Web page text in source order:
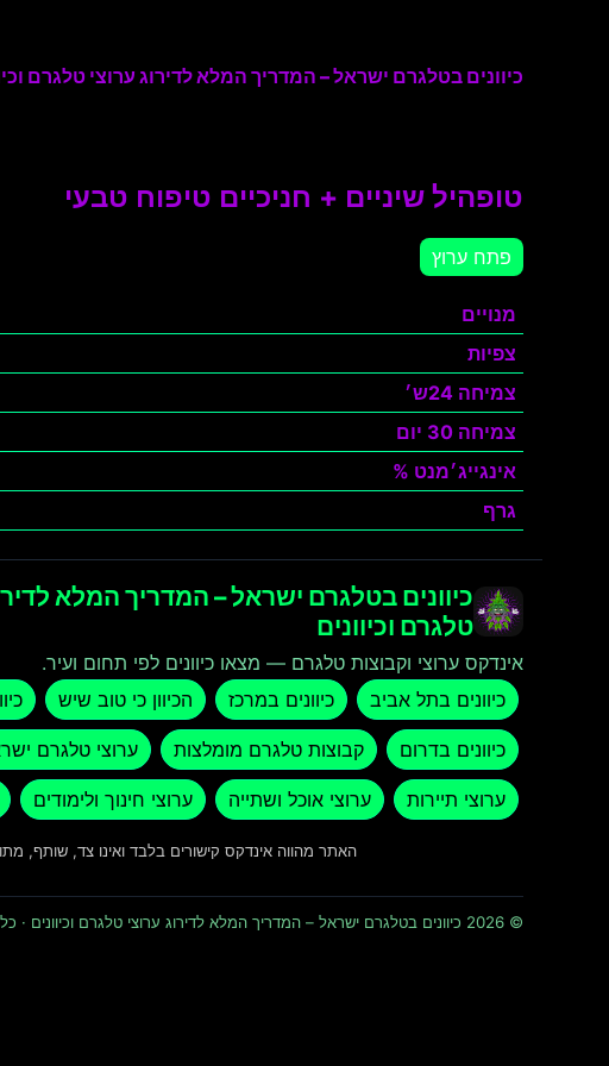
כיוונים בטלגרם ישראל – המדריך המלא לדירוג ערוצי טלגרם
טופהיל שיניים + חניכיים טיפוח טבעי
פתח ערוץ
מנויים
צפיות
צמיחה 24ש׳
צמיחה 30 יום
אינגייג׳מנט %
גרף
כיוונים בטלגרם ישראל – המדריך המלא
טלגרם וכיוונים
אינדקס ערוצי וקבוצות טלגרם — מצאו כיוונים לפי תחום ועיר.
כיוונים בתל אביב
כיוונים במרכז הכיוון כי טוב שיש
כיוונים בדרום קבוצות טלגרם מומלצות ערוצי טלגרם
ערוצי תיירות ערוצי אוכל ושתייה ערוצי חינוך ולימודים
האתר מהווה אינדקס קישורים בלבד ואינו צד, שותף,
© 2026 כיוונים בטלגרם ישראל – המדריך המלא לדירוג ערוצי טלגרם וכיוונים · כל הזכויות שמורות ומוגנות